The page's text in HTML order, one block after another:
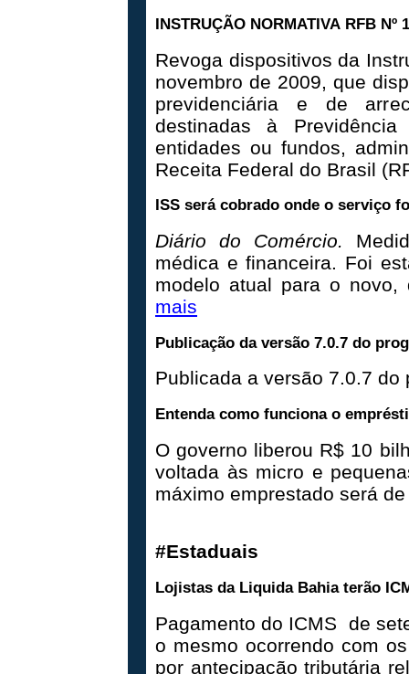
INSTRUÇÃO NORMATIVA RFB Nº
Revoga dispositivos da
novembro de 2009, que
previdenciária e de
destinadas à
entidades ou fundos,
Receita Federal do Brasil
ISS será cobrado onde o serviço
Diário do Comércio.
médica e financeira. Foi
modelo atual para o
mais
Publicação da versão 7.0.7 do
Publicada a versão 7.0.7
Entenda como funciona o
O governo liberou R$ 10
voltada às micro e
máximo emprestado será
#Estaduais
Lojistas da Liquida Bahia terão
Pagamento do ICMS de
o mesmo ocorrendo com
por antecipação tributária